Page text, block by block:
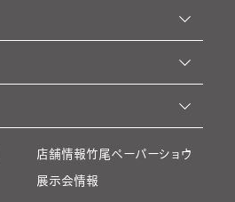
店舗情報竹尾ペーパーショウ
展示会情報